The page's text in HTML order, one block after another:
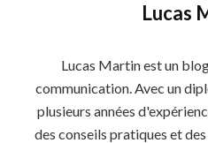
Lucas
Lucas Martin est un
communication. Avec un
plusieurs années
des conseils pratiques et